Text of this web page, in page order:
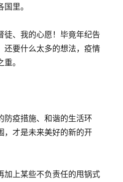
里。
徒、我的心愿！毕竟年纪告
还要什么太多的想法，疫情
。
防疫措施、和谐的生活环
，才是未来美好的新的开
加上某些不负责任的甩锅式